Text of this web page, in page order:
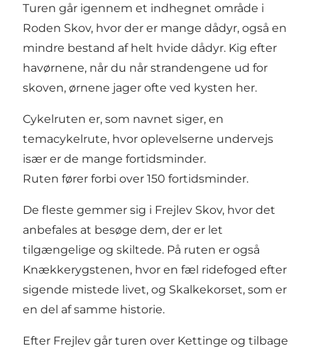
Turen går igennem et indhegnet område i
Roden Skov, hvor der er mange dådyr, også en
mindre bestand af helt hvide dådyr. Kig efter
havørnene, når du når strandengene ud for
skoven, ørnene jager ofte ved kysten her.
Cykelruten er, som navnet siger, en
temacykelrute, hvor oplevelserne undervejs
især er de mange fortidsminder.
Ruten fører forbi over 150 fortidsminder.
De fleste gemmer sig i Frejlev Skov, hvor det
anbefales at besøge dem, der er let
tilgængelige og skiltede. På ruten er også
Knækkerygstenen, hvor en fæl ridefoged efter
sigende mistede livet, og Skalkekorset, som er
en del af samme historie.
Efter Frejlev går turen over Kettinge og tilbage